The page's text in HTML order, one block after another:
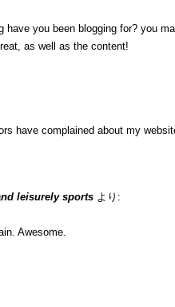
have you been blogging for? you
as well as the content!
have complained about my
leisurely sports より:
Awesome.